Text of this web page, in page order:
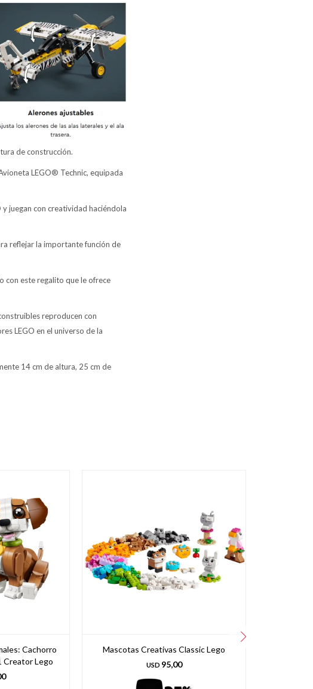
de construcción.
LEGO® Technic, equipada
juegan con creatividad haciéndola
reflejar la importante función de
con este regalito que le ofrece
reproducen con
LEGO en el universo de la
14 cm de altura, 25 cm de
Cachorro
Creator Lego
Mascotas Creativas Classic Lego
USD 95,00